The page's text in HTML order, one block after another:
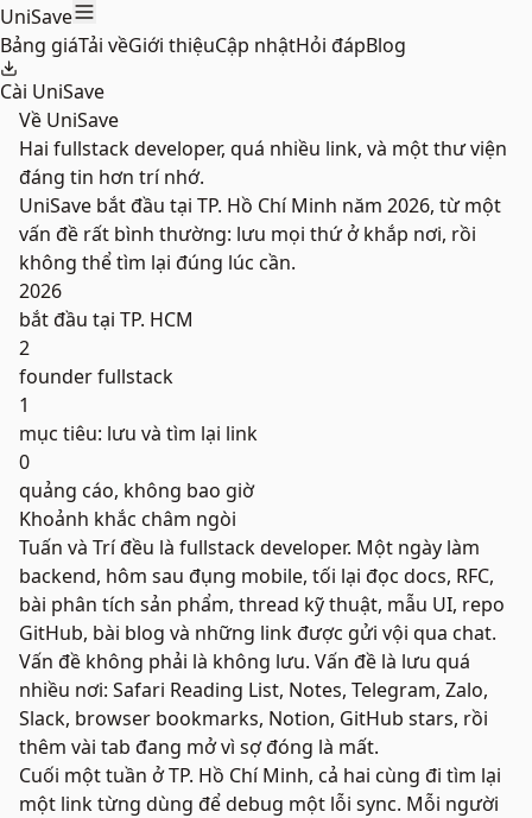
Skip to main content
UniSave
Bảng giáTải vềGiới thiệuCập nhậtHỏi đápBlog
Cài UniSave
Về UniSave
Hai fullstack developer, quá nhiều link, và một thư viện
đáng tin hơn trí nhớ.
UniSave bắt đầu tại TP. Hồ Chí Minh năm 2026, từ một
vấn đề rất bình thường: lưu mọi thứ ở khắp nơi, rồi
không thể tìm lại đúng lúc cần.
2026
bắt đầu tại TP. HCM
2
founder fullstack
1
mục tiêu: lưu và tìm lại link
0
quảng cáo, không bao giờ
Khoảnh khắc châm ngòi
Tuấn và Trí đều là fullstack developer. Một ngày làm
backend, hôm sau đụng mobile, tối lại đọc docs, RFC,
bài phân tích sản phẩm, thread kỹ thuật, mẫu UI, repo
GitHub, bài blog và những link được gửi vội qua chat.
Vấn đề không phải là không lưu. Vấn đề là lưu quá
nhiều nơi: Safari Reading List, Notes, Telegram, Zalo,
Slack, browser bookmarks, Notion, GitHub stars, rồi
thêm vài tab đang mở vì sợ đóng là mất.
Cuối một tuần ở TP. Hồ Chí Minh, cả hai cùng đi tìm lại
một link từng dùng để debug một lỗi sync. Mỗi người